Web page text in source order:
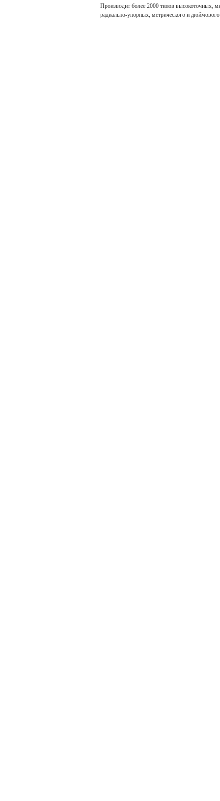
Производит более 2000 типов высокоточных,
радиально-упорных, метрического и